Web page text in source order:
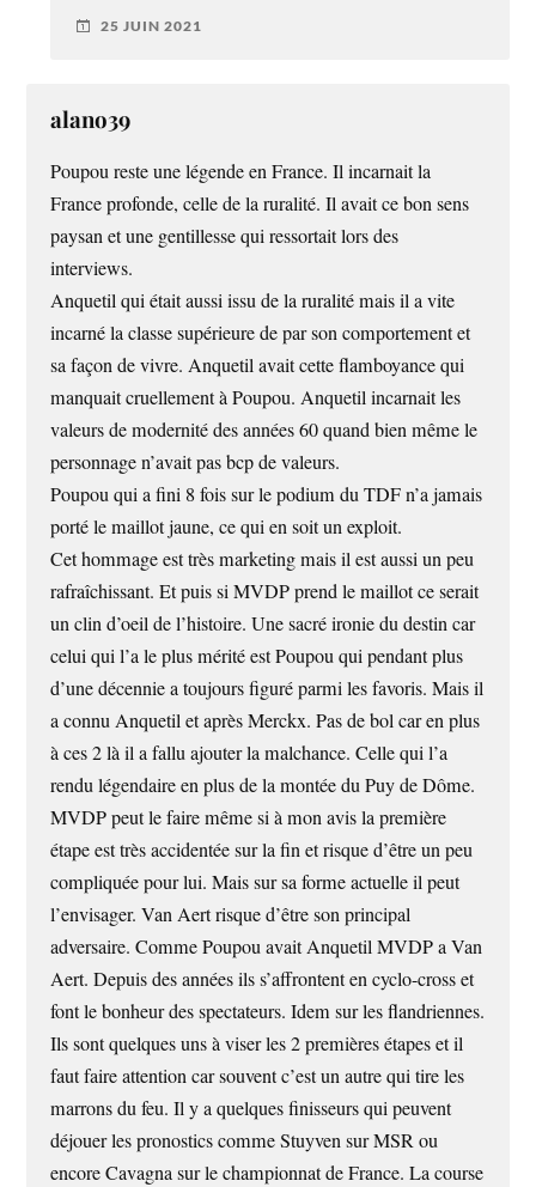
25 JUIN 2021
alano39
Poupou reste une légende en France. Il incarnait la
France profonde, celle de la ruralité. Il avait ce bon sens
paysan et une gentillesse qui ressortait lors des
interviews.
Anquetil qui était aussi issu de la ruralité mais il a vite
incarné la classe supérieure de par son comportement et
sa façon de vivre. Anquetil avait cette flamboyance qui
manquait cruellement à Poupou. Anquetil incarnait les
valeurs de modernité des années 60 quand bien même le
personnage n’avait pas bcp de valeurs.
Poupou qui a fini 8 fois sur le podium du TDF n’a jamais
porté le maillot jaune, ce qui en soit un exploit.
Cet hommage est très marketing mais il est aussi un peu
rafraîchissant. Et puis si MVDP prend le maillot ce serait
un clin d’oeil de l’histoire. Une sacré ironie du destin car
celui qui l’a le plus mérité est Poupou qui pendant plus
d’une décennie a toujours figuré parmi les favoris. Mais il
a connu Anquetil et après Merckx. Pas de bol car en plus
à ces 2 là il a fallu ajouter la malchance. Celle qui l’a
rendu légendaire en plus de la montée du Puy de Dôme.
MVDP peut le faire même si à mon avis la première
étape est très accidentée sur la fin et risque d’être un peu
compliquée pour lui. Mais sur sa forme actuelle il peut
l’envisager. Van Aert risque d’être son principal
adversaire. Comme Poupou avait Anquetil MVDP a Van
Aert. Depuis des années ils s’affrontent en cyclo-cross et
font le bonheur des spectateurs. Idem sur les flandriennes.
Ils sont quelques uns à viser les 2 premières étapes et il
faut faire attention car souvent c’est un autre qui tire les
marrons du feu. Il y a quelques finisseurs qui peuvent
déjouer les pronostics comme Stuyven sur MSR ou
encore Cavagna sur le championnat de France. La course